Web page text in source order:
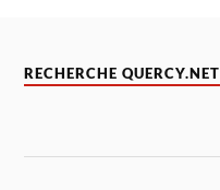
RECHERCHE QUERCY.NET